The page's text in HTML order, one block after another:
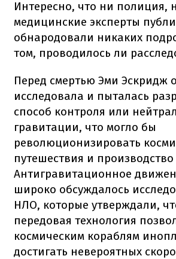
Интересно, что ни полиция,
медицинские эксперты
обнародовали никаких
том, проводилось ли
Перед смертью Эми Эскридж
исследовала и пыталась
способ контроля или
гравитации, что могло бы
революционизировать
путешествия и
Антигравитационное
широко обсуждалось
НЛО, которые утверждали,
передовая технология
космическим кораблям
достигать невероятных